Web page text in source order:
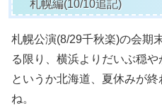
札幌編(10/10追記)
札幌公演(8/29千秋楽)の会期
る限り、横浜よりだいぶ穏や
というか北海道、夏休みが
ね。